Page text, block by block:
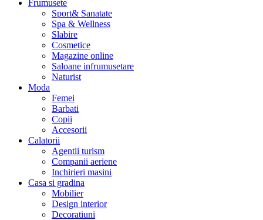
Frumusete
Sport& Sanatate
Spa & Wellness
Slabire
Cosmetice
Magazine online
Saloane infrumusetare
Naturist
Moda
Femei
Barbati
Copii
Accesorii
Calatorii
Agentii turism
Companii aeriene
Inchirieri masini
Casa si gradina
Mobilier
Design interior
Decoratiuni